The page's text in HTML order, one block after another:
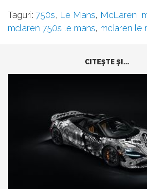
Taguri: 750s, Le Mans, McLaren,
mclaren 750s le mans, mclaren le
CITEŞTE ŞI...